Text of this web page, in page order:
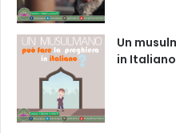
Un
in